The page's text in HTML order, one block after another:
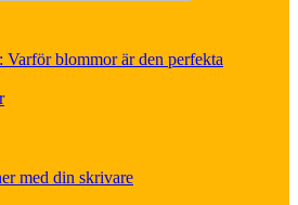
Varför blommor är den perfekta
med din skrivare